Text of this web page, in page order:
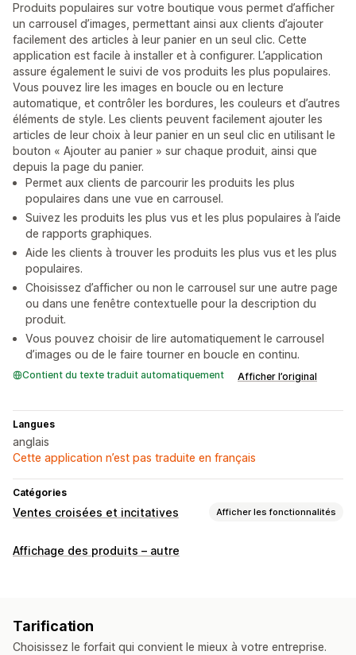
Produits populaires sur votre boutique vous permet d’afficher
un carrousel d’images, permettant ainsi aux clients d’ajouter
facilement des articles à leur panier en un seul clic. Cette
application est facile à installer et à configurer. L’application
assure également le suivi de vos produits les plus populaires.
Vous pouvez lire les images en boucle ou en lecture
automatique, et contrôler les bordures, les couleurs et d’autres
éléments de style. Les clients peuvent facilement ajouter les
articles de leur choix à leur panier en un seul clic en utilisant le
bouton « Ajouter au panier » sur chaque produit, ainsi que
depuis la page du panier.
Permet aux clients de parcourir les produits les plus
populaires dans une vue en carrousel.
Suivez les produits les plus vus et les plus populaires à l’aide
de rapports graphiques.
Aide les clients à trouver les produits les plus vus et les plus
populaires.
Choisissez d’afficher ou non le carrousel sur une autre page
ou dans une fenêtre contextuelle pour la description du
produit.
Vous pouvez choisir de lire automatiquement le carrousel
d’images ou de le faire tourner en boucle en continu.
Contient du texte traduit automatiquement Afficher l’original
Langues
anglais
Cette application n’est pas traduite en français
Catégories
Ventes croisées et incitatives Afficher les fonctionnalités
Personnalisation
Offres et recommandations
Recommandations de produits
Affichage des produits – autre
Tarification
Choisissez le forfait qui convient le mieux à votre entreprise.